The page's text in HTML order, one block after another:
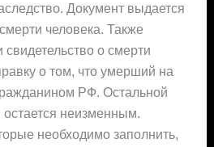
Документ выдается
человека. Также
о смерти
о том, что умерший на
РФ. Остальной
остается неизменным.
необходимо заполнить,